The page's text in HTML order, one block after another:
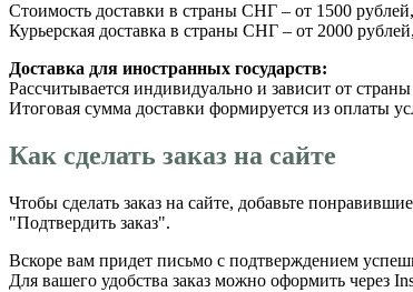
Стоимость доставки в страны СНГ – от 1500
Курьерская доставка в страны СНГ – от 2000
Доставка для иностранных государств:
Рассчитывается индивидуально и зависит от
Итоговая сумма доставки формируется из оплаты
Как сделать заказ на сайте
Чтобы сделать заказ на сайте, добавьте
"Подтвердить заказ".
Вскоре вам придет письмо с подтверждением
Для вашего удобства заказ можно оформить через